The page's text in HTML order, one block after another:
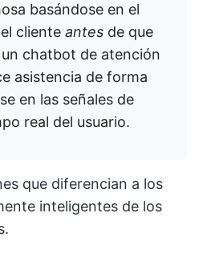
basándose en el
cliente antes de que
chatbot de atención
asistencia de forma
en las señales de
real del usuario.
que diferencian a los
inteligentes de los